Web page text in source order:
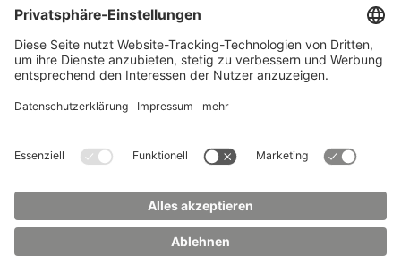
Alle StudiengängeDatenschutz
TransparenzgesetzKontakt